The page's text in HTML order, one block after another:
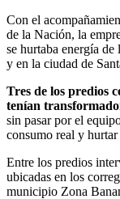
Con el
de la Nación, la
se hurtaba energía
y en la ciudad de
Tres de los predios
tenían
sin pasar por el
consumo real y
Entre los predios
ubicadas en los
municipio Zona